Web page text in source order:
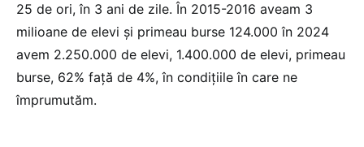
25 de ori, în 3 ani de zile. În 2015-2016 aveam 3
milioane de elevi și primeau burse 124.000 în 2024
avem 2.250.000 de elevi, 1.400.000 de elevi, primeau
burse, 62% față de 4%, în condițiile în care ne
împrumutăm.